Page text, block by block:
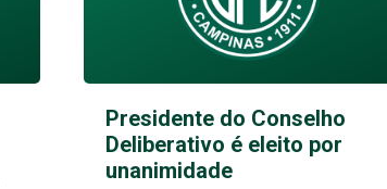
Presidente do Conselho
Deliberativo é eleito por
unanimidade